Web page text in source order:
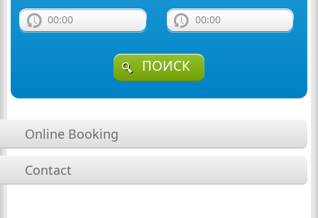
00:00 00:00
ПОИСК
Online Booking
Contact